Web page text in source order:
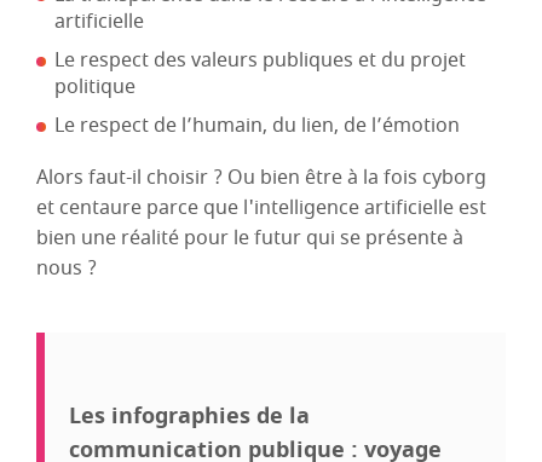
artificielle
Le respect des valeurs publiques et du projet
politique
Le respect de l’humain, du lien, de l’émotion
Alors faut-il choisir ? Ou bien être à la fois cyborg
et centaure parce que l'intelligence artificielle est
bien une réalité pour le futur qui se présente à
nous ?
Les infographies de la
communication publique : voyage